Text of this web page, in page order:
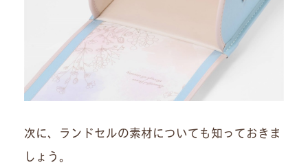
次に、ランドセルの素材についても知っておきま
しょう。